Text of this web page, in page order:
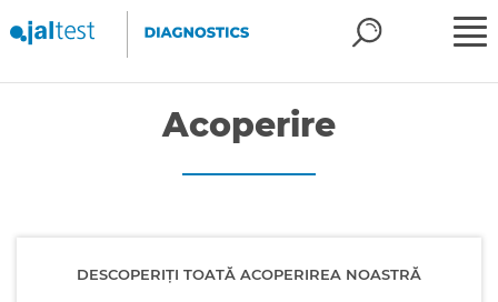
Acoperire
DESCOPERIȚI TOATĂ ACOPERIREA NOASTRĂ